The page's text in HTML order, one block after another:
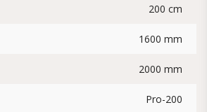
200 cm
1600 mm
2000 mm
Pro-200